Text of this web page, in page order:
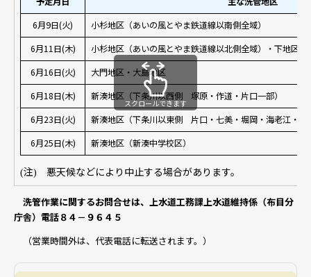
6月9日(火)
小杉地区（あいの風とやま鉄道線以南側全域）
6月11日(木)
小杉地区（あいの風とやま鉄道線以北側全域）・下地
6月16日(火)
大門地区・大島地区
6月18日(木)
新湊地区（下条川以西側 塚原・作道・片口一部）
6月23日(火)
新湊地区（下条川以東側 片口・七美・堀岡・海老江・本
6月25日(木)
新湊地区（新湊中学校区）
(注) 悪天候などにより中止する場合があります。
スクロールできます
洗管作業に関するお問合せは、上水道工務課上水道維持係（布目分
庁舎）電話８４－９６４５
（営業時間外は、代表電話に転送されます。）